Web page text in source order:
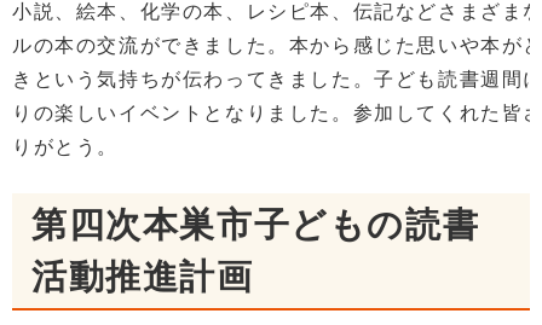
小説、絵本、化学の本、レシピ本、伝記などさまざま
ルの本の交流ができました。本から感じた思いや本が
きという気持ちが伝わってきました。子ども読書週間
りの楽しいイベントとなりました。参加してくれた皆
りがとう。
第四次本巣市子どもの読書
活動推進計画